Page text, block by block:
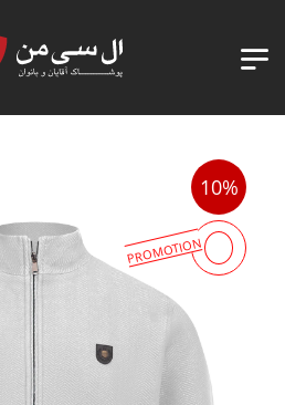
10%
PROMOTION